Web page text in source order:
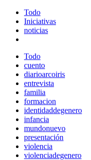
Todo
Iniciativas
noticias
Todo
cuento
diarioarcoiris
entrevista
familia
formacion
identidaddegenero
infancia
mundonuevo
presentación
violencia
violenciadegenero